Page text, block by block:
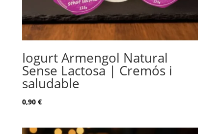
Iogurt Armengol Natural
Sense Lactosa | Cremós i
saludable
0,90 €